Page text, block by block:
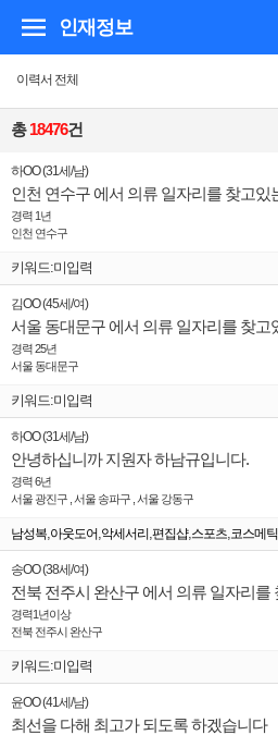
인재정보
이력서 전체
총18476건
하OO(31세 /남)
경력 1년
인천 연수구
키워드:미입력
김OO(45세 /여)
경력 25년
서울 동대문구
키워드:미입력
하OO(31세 /남)
안녕하십니까 지원자 하남규입니다.
경력 6년
서울 광진구 , 서울 송파구 , 서울 강동구
남성복,아웃도어,악세서리 ,편집샵,스포츠,코스메틱
송OO(38세 /여)
경력1년이상
전북 전주시 완산구
키워드:미입력
윤OO(41세 /남)
최선을 다해 최고가 되도록 하겠습니다